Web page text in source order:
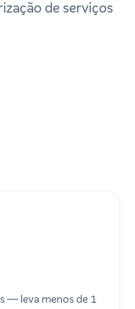
de serviços
— leva menos de 1